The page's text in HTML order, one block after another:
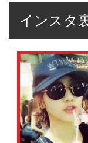
インスタ